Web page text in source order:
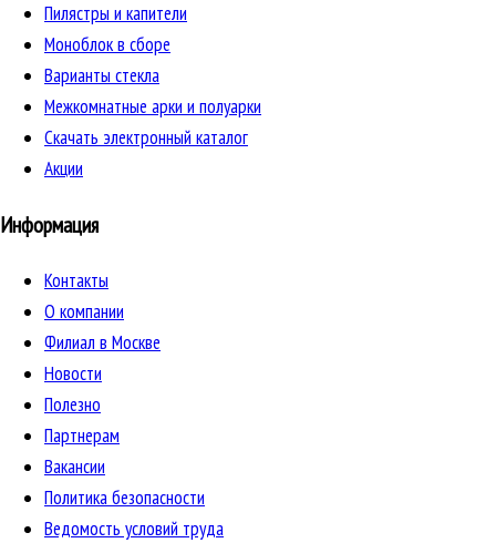
Пилястры и капители
Моноблок в сборе
Варианты стекла
Межкомнатные арки и полуарки
Скачать электронный каталог
Акции
Информация
Контакты
О компании
Филиал в Москве
Новости
Полезно
Партнерам
Вакансии
Политика безопасности
Ведомость условий труда